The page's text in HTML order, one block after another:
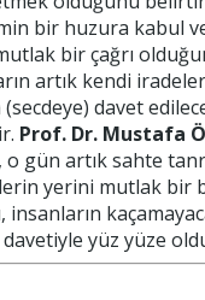
bir huzura kabul
bir çağrı
artık kendi
davet
Prof. Dr. Mustafa
o gün artık sahte
yerini mutlak bir
insanların
yüz yüze